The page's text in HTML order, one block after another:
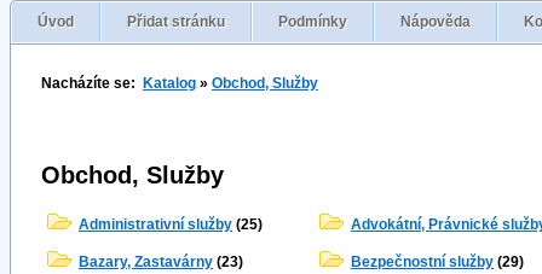
Úvod Přidat stránku Podmínky Nápověda
Nacházíte se: Katalog » Obchod, Služby
Obchod, Služby
Administrativní služby (25) Advokátní, Právnické
Bazary, Zastavárny (23) Bezpečnostní služby (29)